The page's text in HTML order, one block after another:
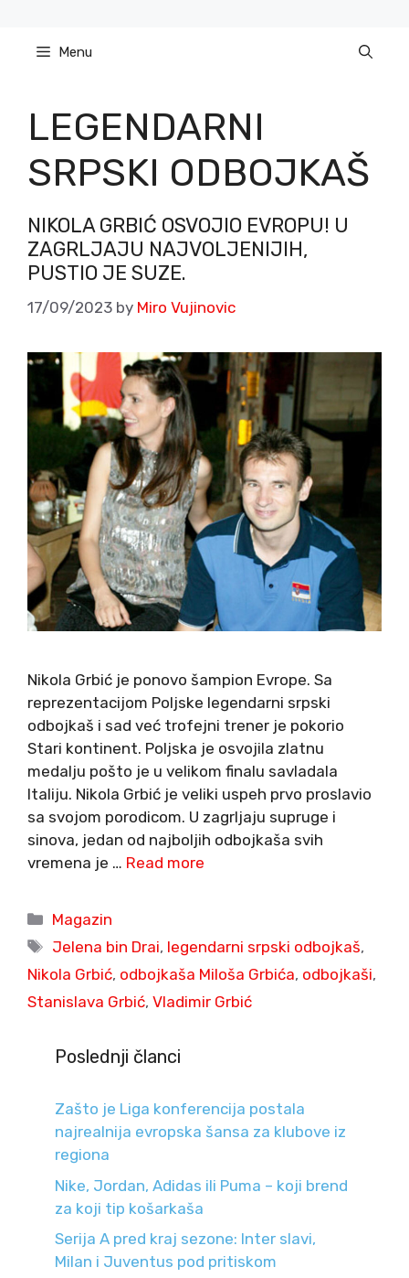
content Menu
LEGENDARNI
SRPSKI ODBOJKAŠ
NIKOLA GRBIĆ OSVOJIO EVROPU! U
ZAGRLJAJU NAJVOLJENIJIH,
PUSTIO JE SUZE.
17/09/2023 by Miro Vujinovic
Nikola Grbić je ponovo šampion Evrope. Sa
reprezentacijom Poljske legendarni srpski
odbojkaš i sad već trofejni trener je pokorio
Stari kontinent. Poljska je osvojila zlatnu
medalju pošto je u velikom finalu savladala
Italiju. Nikola Grbić je veliki uspeh prvo proslavio
sa svojom porodicom. U zagrljaju supruge i
sinova, jedan od najboljih odbojkaša svih
vremena je … Read more
Categories
Magazin
Tags
Jelena bin Drai, legendarni srpski odbojkaš,
Nikola Grbić, odbojkaša Miloša Grbića, odbojkaši,
Stanislava Grbić, Vladimir Grbić
Poslednji članci
Zašto je Liga konferencija postala
najrealnija evropska šansa za klubove iz
regiona
Nike, Jordan, Adidas ili Puma – koji brend
za koji tip košarkaša
Serija A pred kraj sezone: Inter slavi,
Milan i Juventus pod pritiskom